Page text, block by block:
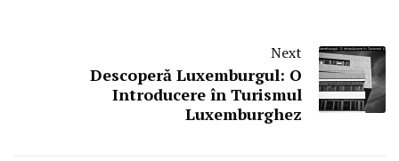
Next
Descoperă Luxemburgul: O
Introducere în Turismul
Luxemburghez